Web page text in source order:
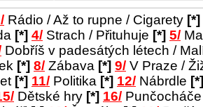
Rádio / Až to rupne / Cigarety [*]
[*] 4/ Strach / Přituhuje [*] 5/
Dobříš v padesátých létech /
[*] 8/ Zábava [*] 9/ V Praze /
[*] 11/ Politika [*] 12/ Nábrdle [*]
Dětské hry [*] 16/